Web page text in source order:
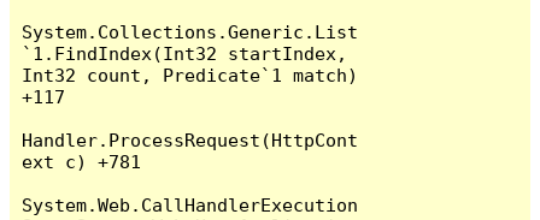
System.Collections.Generic.List
`1.FindIndex(Int32 startIndex,
Int32 count, Predicate`1 match)
+117
Handler.ProcessRequest(HttpCont
ext c) +781
System.Web.CallHandlerExecution